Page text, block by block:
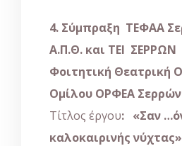
4. Σύμπραξη ΤΕΦΑΑ
Α.Π.Θ. και ΤΕΙ ΣΕΡΡΩΝ
Φοιτητική Θεατρική
Ομίλου ΟΡΦΕΑ Σερρών
Τίτλος έργου: «Σαν
καλοκαιρινής νύχτας»